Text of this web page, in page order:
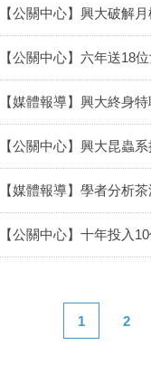
【公關中心】興大破解
【公關中心】六年送18
【媒體報導】興大終身
【公關中心】興大昆蟲
【媒體報導】學者分析
【公關中心】十年投入
1 2